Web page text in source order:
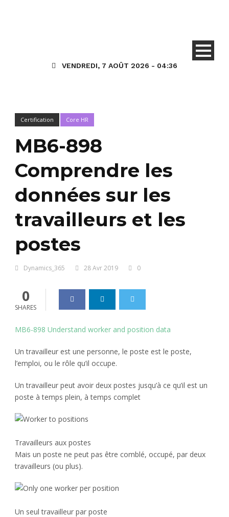
VENDREDI, 7 AOÛT 2026 - 04:36
Certification Core HR
MB6-898
Comprendre les
données sur les
travailleurs et les
postes
Dynamics_365 28 Avr 2019 0
0
SHARES
MB6-898 Understand worker and position data
Un travailleur est une personne, le poste est le poste,
l’emploi, ou le rôle qu’il occupe.
Un travailleur peut avoir deux postes jusqu’à ce qu’il est un
poste à temps plein, à temps complet
Travailleurs aux postes
Mais un poste ne peut pas être comblé, occupé, par deux
travailleurs (ou plus).
Un seul travailleur par poste